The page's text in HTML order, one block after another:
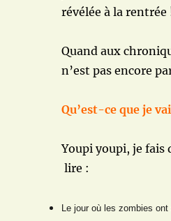
révélée à la rentrée
Quand aux
n’est pas encore
Qu’est-ce que je
Youpi youpi, je fais
lire :
Le jour où les zombies